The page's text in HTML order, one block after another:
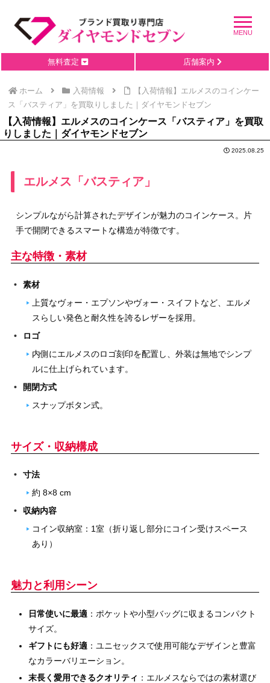
無料査定 店舗案内
ホーム 入荷情報
【入荷情報】エルメスのコインケー
ス「バスティア」を買取りしました｜ダイヤモンドセブン
【入荷情報】エルメスのコインケース「バスティア」を買取
りしました｜ダイヤモンドセブン
2025.08.25
エルメス「バスティア」
シンプルながら計算されたデザインが魅力のコインケース。片
手で開閉できるスマートな構造が特徴です。
主な特徴・素材
素材
上質なヴォー・エプソンやヴォー・スイフトなど、エルメ
スらしい発色と耐久性を誇るレザーを採用。
ロゴ
内側にエルメスのロゴ刻印を配置し、外装は無地でシンプ
ルに仕上げられています。
開閉方式
スナップボタン式。
サイズ・収納構成
寸法
約 8×8 cm
収納内容
コイン収納室：1室（折り返し部分にコイン受けスペース
あり）
魅力と利用シーン
日常使いに最適 ：ポケットや小型バッグに収まるコンパクト
サイズ。
ギフトにも好適 ：ユニセックスで使用可能なデザインと豊富
なカラーバリエーション。
末長く愛用できるクオリティ ：エルメスならではの素材選び